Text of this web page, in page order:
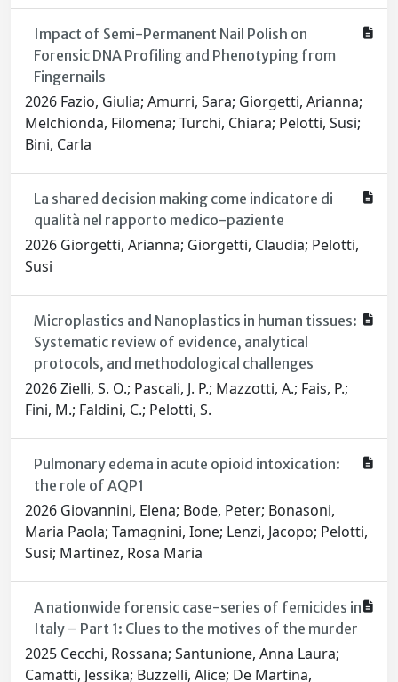
Impact of Semi-Permanent Nail Polish on
Forensic DNA Profiling and Phenotyping from
Fingernails
2026 Fazio, Giulia; Amurri, Sara; Giorgetti, Arianna;
Melchionda, Filomena; Turchi, Chiara; Pelotti, Susi;
Bini, Carla
La shared decision making come indicatore di
qualità nel rapporto medico-paziente
2026 Giorgetti, Arianna; Giorgetti, Claudia; Pelotti,
Susi
Microplastics and Nanoplastics in human tissues:
Systematic review of evidence, analytical
protocols, and methodological challenges
2026 Zielli, S. O.; Pascali, J. P.; Mazzotti, A.; Fais, P.;
Fini, M.; Faldini, C.; Pelotti, S.
Pulmonary edema in acute opioid intoxication:
the role of AQP1
2026 Giovannini, Elena; Bode, Peter; Bonasoni,
Maria Paola; Tamagnini, Ione; Lenzi, Jacopo; Pelotti,
Susi; Martinez, Rosa Maria
A nationwide forensic case-series of femicides in
Italy – Part 1: Clues to the motives of the murder
2025 Cecchi, Rossana; Santunione, Anna Laura;
Camatti, Jessika; Buzzelli, Alice; De Martina,